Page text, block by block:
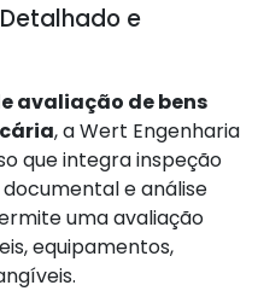
e
avaliação de bens
, a Wert Engenharia
que integra inspeção
e análise
uma avaliação
equipamentos,